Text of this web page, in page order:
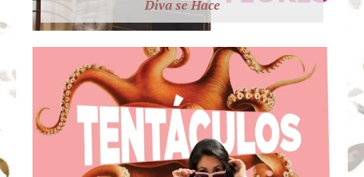
Diva se Hace